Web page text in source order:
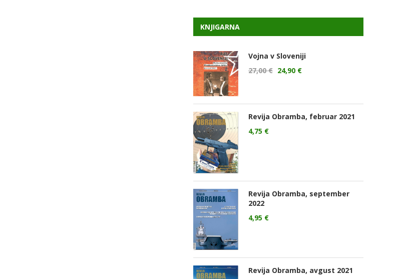
KNJIGARNA
Vojna v Sloveniji
27,00€ 24,90 €
Revija Obramba, februar 2021
4,75 €
Revija Obramba, september
2022
4,95 €
Revija Obramba, avgust 2021